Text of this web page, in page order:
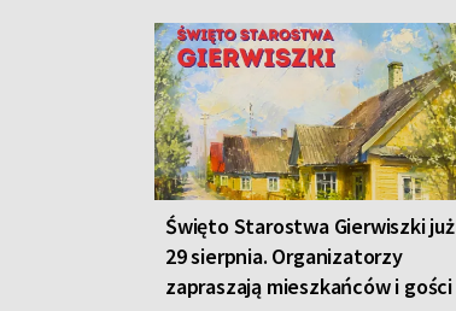
Święto Starostwa Gierwiszki już
29 sierpnia. Organizatorzy
zapraszają mieszkańców i gości